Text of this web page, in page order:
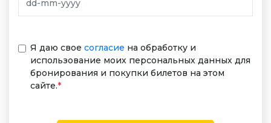
Я даю свое согласие на обработку и
использование моих персональных данных для
бронирования и покупки билетов на этом
сайте.*